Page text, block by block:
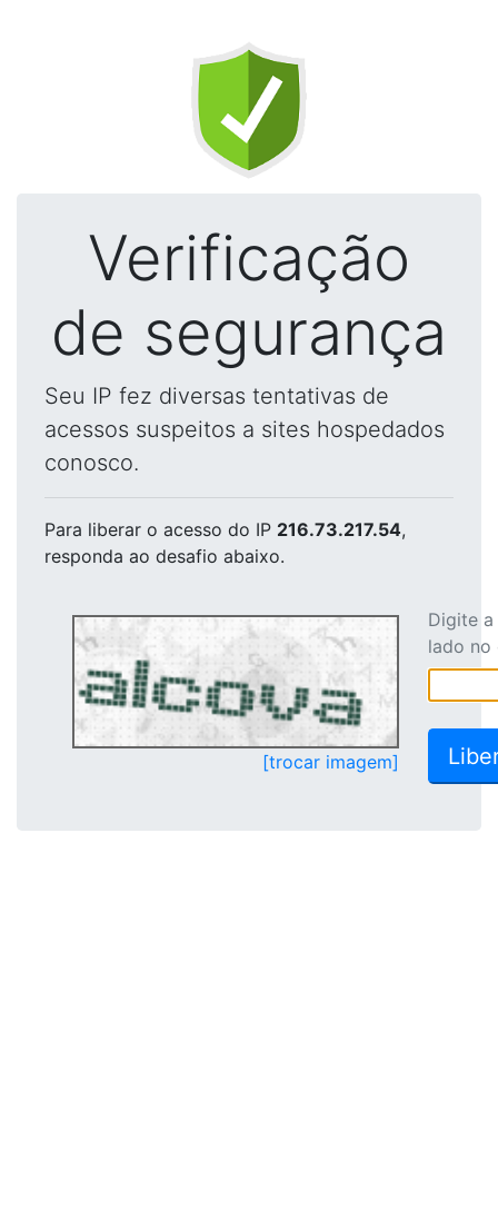
Verificação
de segurança
Seu IP fez diversas tentativas de
acessos suspeitos a sites hospedados
conosco.
Para liberar o acesso do IP 216.73.217.54,
responda ao desafio abaixo.
[trocar imagem]
Digite
lado no